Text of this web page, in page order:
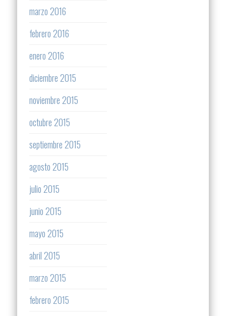
marzo 2016
febrero 2016
enero 2016
diciembre 2015
noviembre 2015
octubre 2015
septiembre 2015
agosto 2015
julio 2015
junio 2015
mayo 2015
abril 2015
marzo 2015
febrero 2015